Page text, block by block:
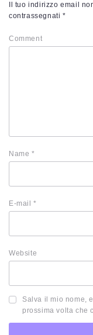
Il tuo indirizzo email
contrassegnati *
Comment
Name *
E-mail*
Website
Salva il mio nome,
prossima volta che